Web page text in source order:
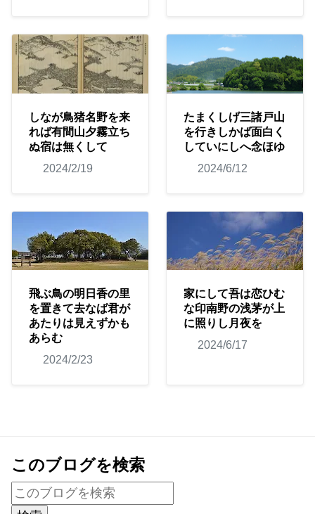
しなが鳥猪名野を来
れば有間山夕霧立ち
ぬ宿は無くして
2024/2/19
たまくしげ三諸戸山
を行きしかば面白く
していにしへ念ほゆ
2024/6/12
飛ぶ鳥の明日香の里
を置きて去なば君が
あたりは見えずかも
あらむ
2024/2/23
家にして吾は恋ひむ
な印南野の浅茅が上
に照りし月夜を
2024/6/17
このブログを検索